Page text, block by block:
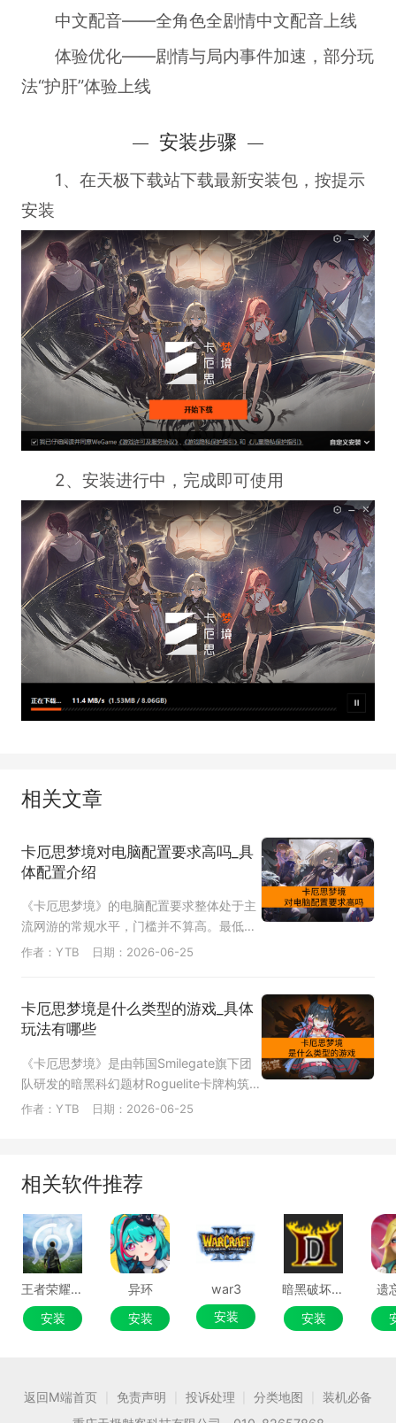
中文配音——全角色全剧情中文配音上线
体验优化——剧情与局内事件加速，部分玩
法“护肝”体验上线
安装步骤
1、在天极下载站下载最新安装包，按提示
安装
2、安装进行中，完成即可使用
相关文章
卡厄思梦境对电脑配置要求高吗_具
体配置介绍
《卡厄思梦境》的电脑配置要求整体处于主
流网游的常规水平，门槛并不算高。最低运
行标准仅需多年前的中端硬件即可达成，多
率，所需的推荐配置也属于大众消费级范
畴，不会给玩家带来过高的硬件升级成本。
作者：YTB 日期：2026-06-25
卡厄思梦境是什么类型的游戏_具体
玩法有哪些
《卡厄思梦境》是由韩国Smilegate旗下团
队研发的暗黑科幻题材Roguelite卡牌构筑
类二次元养成RPG，游戏以宇宙灾变后的方
加入了压力崩溃、灵光一闪等独创机制，同
养成的长线追求。
作者：YTB 日期：2026-06-25
相关软件推荐
王者荣耀世界
安装
异环
安装
war3
安装
暗黑破坏神2重制版
安装
遗
返回M端首页 免责声明 投诉处理 分类地图
装机必备